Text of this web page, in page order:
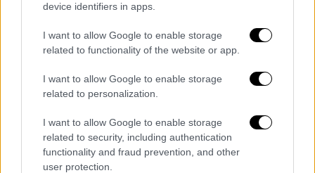
device identifiers in apps.
I want to allow Google to enable storage
related to functionality of the website or app.
I want to allow Google to enable storage
related to personalization.
I want to allow Google to enable storage
related to security, including authentication
functionality and fraud prevention, and other
user protection.
Da#calciatoreprofessionista a
studente. E' la favola,
controcorrente, del capitano della
. Dopo aver
conquistato una storica promozione
in serie b, si laurea e lascia il campo,
per un master in economia.
#AlessandroSpano
pic.twitter.com/jpylDtFdET